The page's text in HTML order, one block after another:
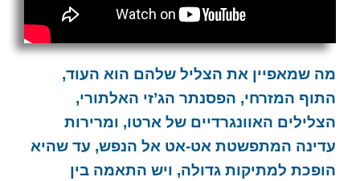
מה שמאפיין את הצליל שלהם הוא העוד,
התוף המזרחי, הפסנתר הג’זי האלתורי,
הצלילים האוונגרדיים של ארטו, ומרירות
עדינה המתפשטת אט-אט אל הנפש, עד שהיא
הופכת למתיקות גדולה, ויש התאמה בין